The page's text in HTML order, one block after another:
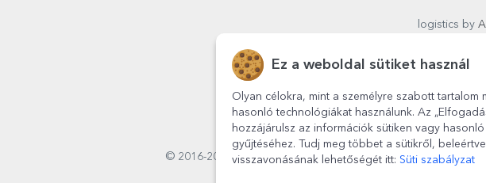
logistics by
© 2016-2026 StarGift Romania,București, strada
Ez a weboldal sütiket használ
Olyan célokra, mint a személyre szabott tartalom
hasonló technológiákat használunk. Az
hozzájárulsz az információk sütiken vagy
gyűjtéséhez. Tudj meg többet a sütikről,
visszavonásának lehetőségét itt: Süti szabályzat